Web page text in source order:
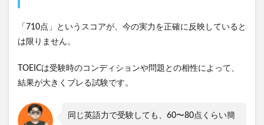
「710点」というスコアが、今の実力を正確に反映していると
は限りません。
TOEICは受験時のコンディションや問題との相性によって、
結果が大きくブレる試験です。
同じ英語力で受験しても、60〜80点くらい簡